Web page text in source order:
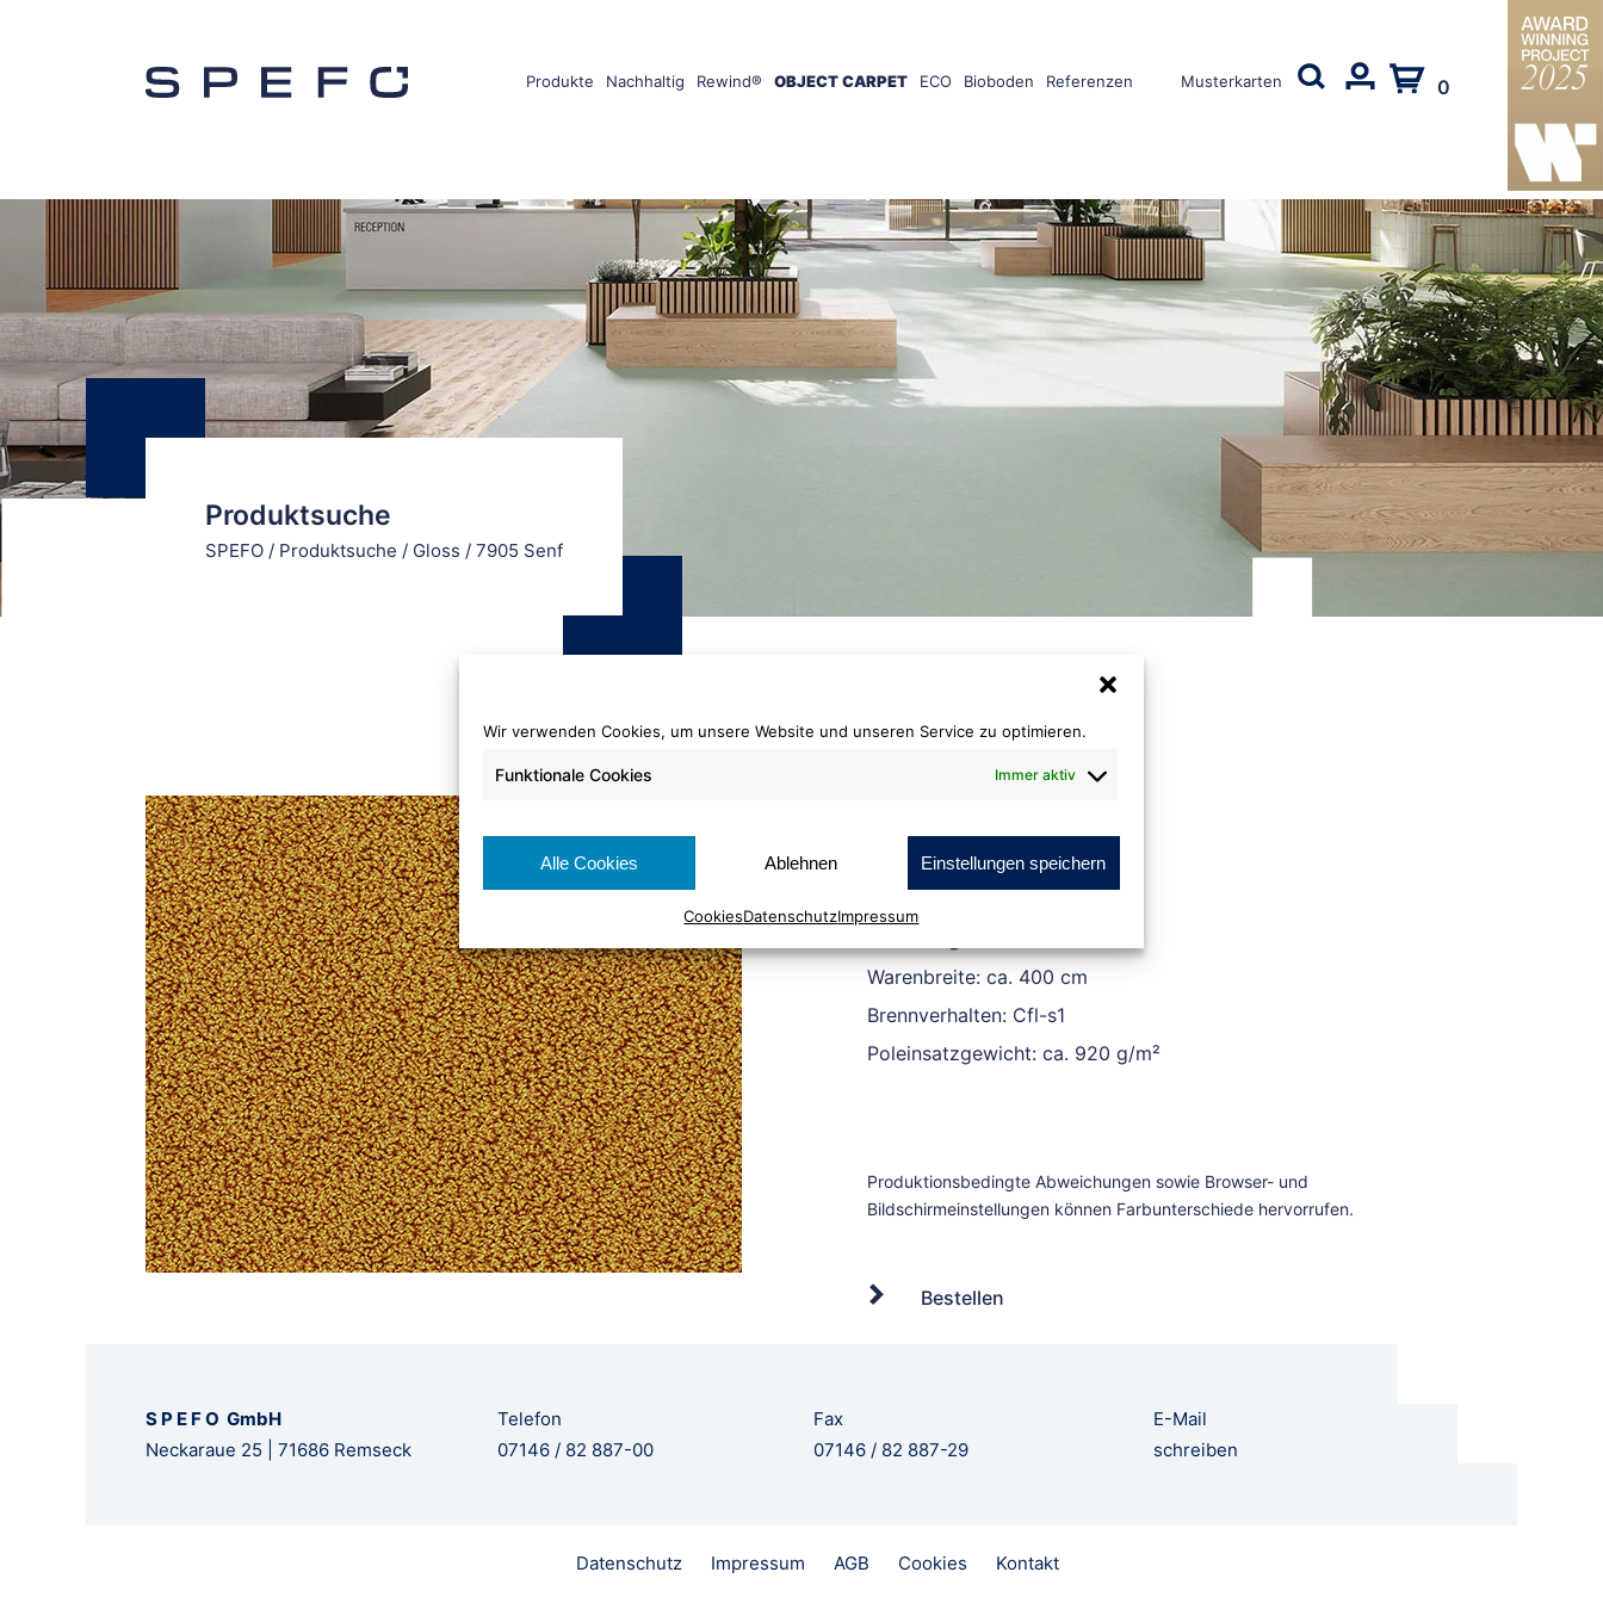
Wir verwenden Cookies, um unsere Website und unseren Service zu optimieren.
Funktionale Cookies Immer aktiv
Alle Cookies Ablehnen Einstellungen speichern
CookiesDatenschutzImpressum
Produkte Nachhaltig Rewind® OBJECT CARPET ECO Bioboden Referenzen Musterkarten 0
Produktsuche
SPEFO / Produktsuche / Gloss / 7905 Senf
7905 Senf
Warenbreite: ca. 400 cm
Brennverhalten: Cfl-s1
Poleinsatzgewicht: ca. 920 g/m²
Bestellen
S P E F O GmbH
Neckaraue 25 | 71686 Remseck
Telefon
07146 / 82 887-00
Fax
07146 / 82 887-29
E-Mail
schreiben
Datenschutz Impressum AGB Cookies Kontakt